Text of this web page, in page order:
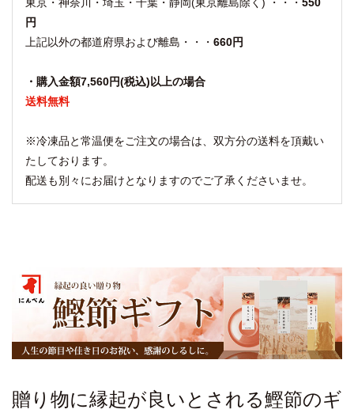
円
上記以外の都道府県および離島・・・ 660円
・購入金額7,560円(税込)以上の場合
送料無料
※冷凍品と常温便をご注文の場合は、双方分の送料を頂戴い
たしております。
配送も別々にお届けとなりますのでご了承くださいませ。
贈り物に縁起が良いとされる鰹節のギ